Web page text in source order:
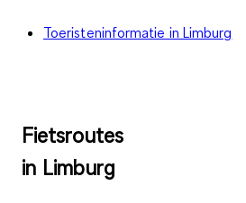
Toeristeninformatie in Limburg
Fietsroutes
in Limburg